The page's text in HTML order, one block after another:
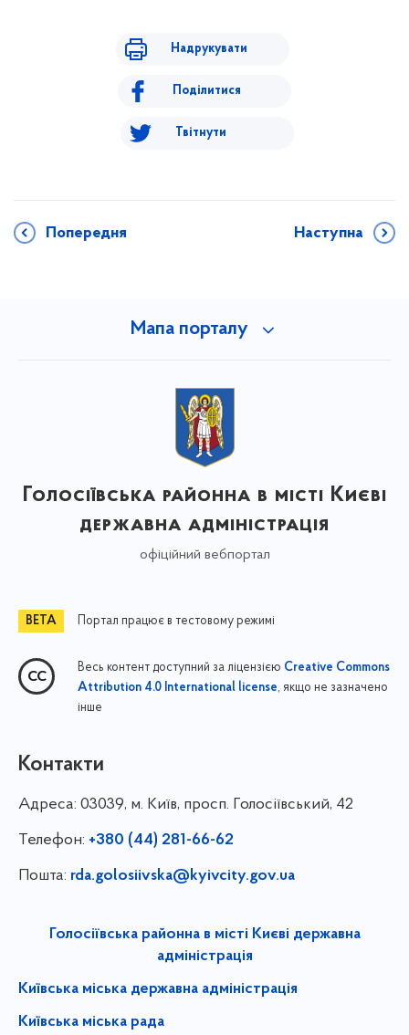
Надрукувати
Поділитися
Твітнути
Попередня Наступна
Мапа порталу
Голосіївська районна в місті Києві
державна адміністрація
офіційний вебпортал
Портал працює в тестовому режимі
Весь контент доступний за ліцензією Creative Commons
Attribution 4.0 International license, якщо не зазначено
інше
Контакти
Адреса: 03039, м. Київ, просп. Голосіївський, 42
Телефон: +380 (44) 281-66-62
Пошта: rda.golosiivska@kyivcity.gov.ua
Голосіївська районна в місті Києві державна
адміністрація
Київська міська державна адміністрація
Київська міська рада